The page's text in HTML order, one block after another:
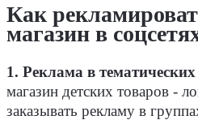
Как
магазин в
1. Реклама в
магазин детских товаров -
заказывать рекламу в